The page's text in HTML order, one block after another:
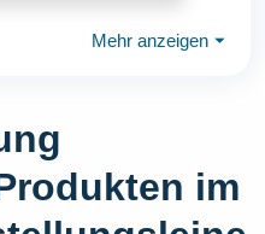
Mehr anzeigen ⏷
im